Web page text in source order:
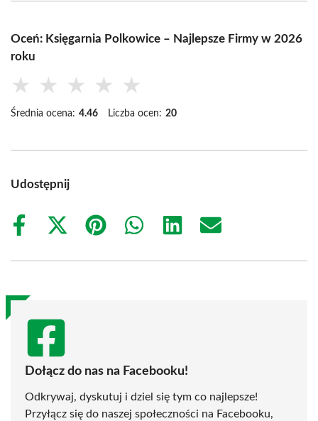
Oceń: Księgarnia Polkowice – Najlepsze Firmy w 2026
roku
★ ★ ★ ★ ★
Średnia ocena: 4.46 Liczba ocen: 20
Udostępnij
Share
Share
(Twitter)
Share
Share
Share
Share
Dołącz do nas na Facebooku!
Odkrywaj, dyskutuj i dziel się tym co najlepsze!
Przyłącz się do naszej społeczności na Facebooku,